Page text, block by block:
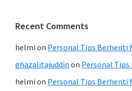
Recent Comments
helmi on Personal Tips Berhenti
ghazalitajuddin on Personal
helmi on Personal Tips Berhenti